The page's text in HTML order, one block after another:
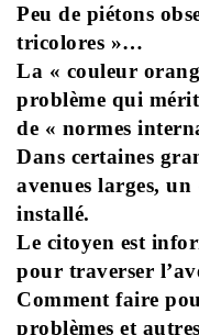
Peu de piétons
tricolores »…
La « couleur
problème qui
de « normes
Dans certaines
avenues larges, un
installé.
Le citoyen est
pour traverser
Comment faire
problèmes et